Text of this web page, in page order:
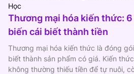
Học
Thương mại hóa kiến thức:
biến cái biết thành tiền
Thương mại hóa kiến thức là đóng
biết thành sản phẩm có giá. Kiến
không thường thiếu tiền để tự nuôi,